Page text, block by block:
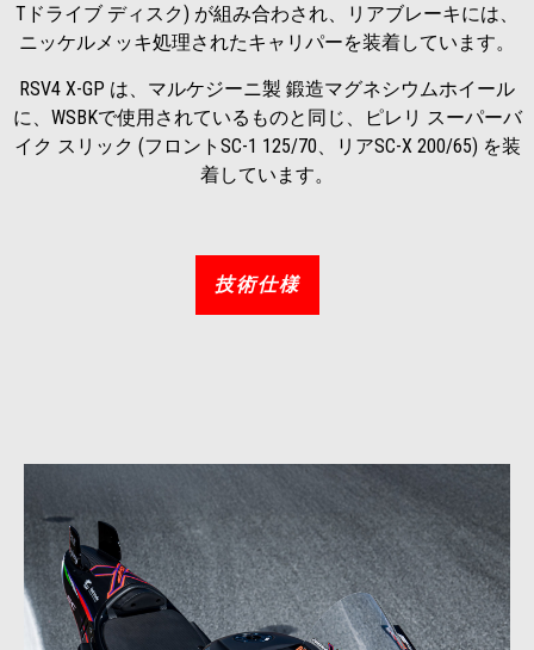
Tドライブ ディスク) が組み合わされ、リアブレーキには、
ニッケルメッキ処理されたキャリパーを装着しています。
RSV4 X-GP は、マルケジーニ製 鍛造マグネシウムホイール
に、WSBKで使用されているものと同じ、ピレリ スーパーバ
イク スリック (フロントSC-1 125/70、リアSC-X 200/65) を装
着しています。
技術仕様